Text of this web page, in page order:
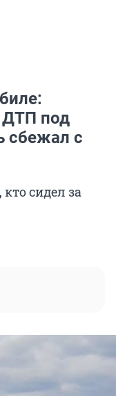
ДТП под
сбежал с
сидел за